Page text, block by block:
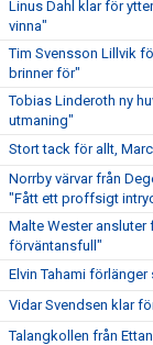
Linus Dahl klar för
vinna"
Tim Svensson Lillvik
brinner för"
Tobias Linderoth ny
utmaning"
Stort tack för allt,
Norrby värvar från
"Fått ett proffsigt
Malte Wester
förväntansfull"
Elvin Tahami förlänger
Vidar Svendsen klar
Talangkollen från